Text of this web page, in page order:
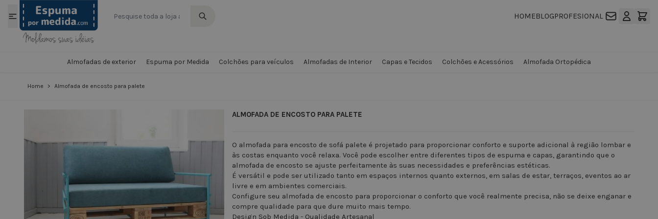
Ir para o Conteúdo
HOMEBLOGPROFESIONAL
Almofadas de exterior Espuma por Medida Colchões para veículos Almofadas de Interior Capas e Tecidos Colchões e Acessórios Almofada Ortopédica
Home > Almofada de encosto para palete
ALMOFADA DE ENCOSTO PARA PALETE
O almofada para encosto de sofá palete é projetado para proporcionar conforto e suporte adicional à região lombar e
às costas enquanto você relaxa. Você pode escolher entre diferentes tipos de espuma e capas, garantindo que o
almofada de encosto se ajuste perfeitamente às suas necessidades e preferências estéticas.
É versátil e pode ser utilizado tanto em espaços internos quanto externos, em salas de estar, terraços, eventos ao ar
livre e em ambientes comerciais.
Configure seu almofada de encosto para proporcionar o conforto que você realmente precisa, não se deixe enganar e
compre qualidade para que dure muito mais tempo.
Design Sob Medida - Qualidade Artesanal